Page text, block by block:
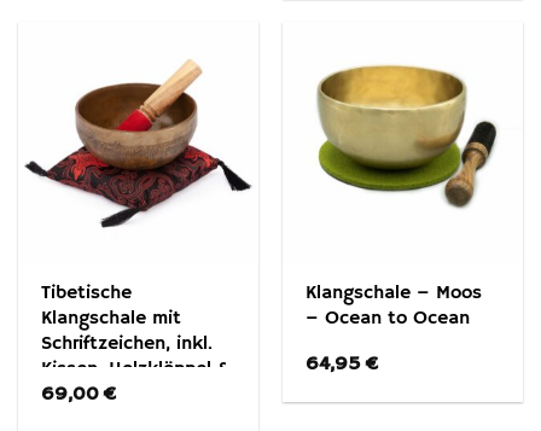
Tibetische
Klangschale mit
Schriftzeichen, inkl.
Kissen, Holzklöppel &
BW-Beutel
69,00€
Klangschale – Moos
– Ocean to Ocean
64,95€